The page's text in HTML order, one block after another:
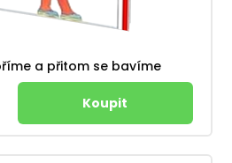
a přitom se bavíme